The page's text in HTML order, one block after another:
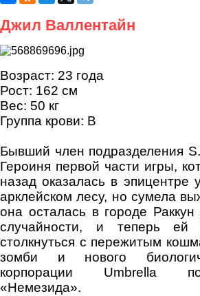
Джил Валлентайн
Возраст: 23 года
Рост: 162 см
Вес: 50 кг
Группа крови: B
Бывший член подразделения
Героиня первой части игры,
назад оказалась в эпицентре
арклейском лесу, но сумела
она осталась в городе Раккун
случайности, и теперь ей
столкнуться с пережитым
зомби и нового
корпорации Umbrella
«Немезида».